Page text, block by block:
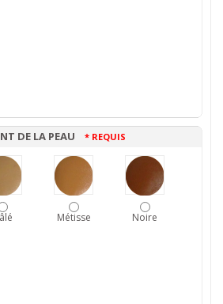
DE LA PEAU * REQUIS
Métisse Noire